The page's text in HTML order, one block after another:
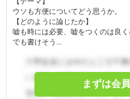
ウソも方便についてどう思うか。
【どのように論じたか】
嘘も時には必要、嘘をつくのは良
でも書けそう...
まずは会